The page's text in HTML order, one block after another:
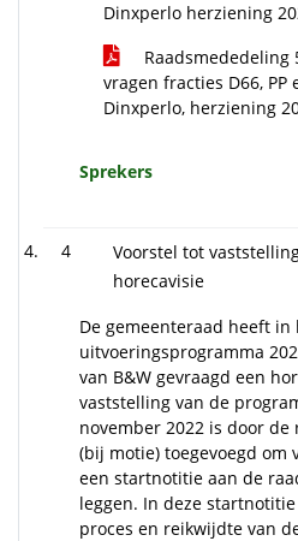
Dinxperlo herziening
Raadsmededeling
vragen fracties D66, PP
Dinxperlo, herziening
Sprekers
4
Voorstel tot
horecavisie
De gemeenteraad heeft in
uitvoeringsprogramma
van B&W gevraagd een
vaststelling van de
november 2022 is door
(bij motie) toegevoegd om
een startnotitie aan de
leggen. In deze
proces en reikwijdte van